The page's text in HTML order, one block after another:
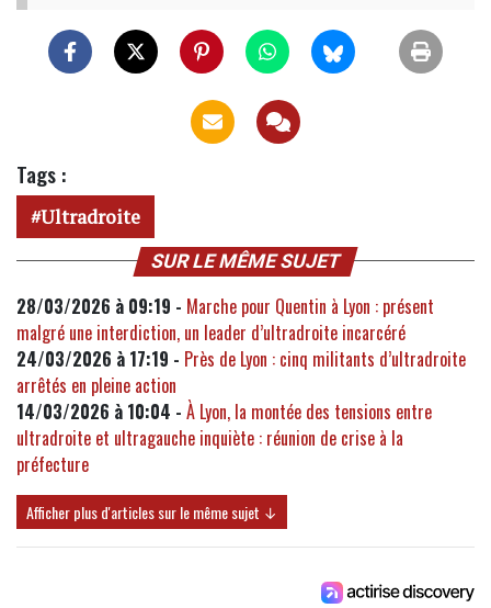
Tags :
Ultradroite
SUR LE MÊME SUJET
28/03/2026 à 09:19 - Marche pour Quentin à Lyon : présent
malgré une interdiction, un leader d’ultradroite incarcéré
24/03/2026 à 17:19 - Près de Lyon : cinq militants d’ultradroite
arrêtés en pleine action
14/03/2026 à 10:04 - À Lyon, la montée des tensions entre
ultradroite et ultragauche inquiète : réunion de crise à la
préfecture
Afficher plus d'articles sur le même sujet ↓